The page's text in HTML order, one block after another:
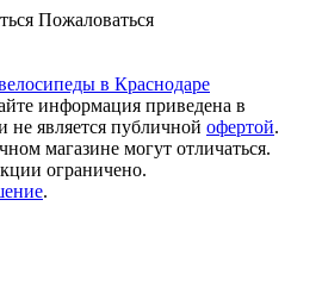
Пожаловаться
в Краснодаре
информация приведена в
не является публичной офертой.
магазине могут отличаться.
ограничено.
.